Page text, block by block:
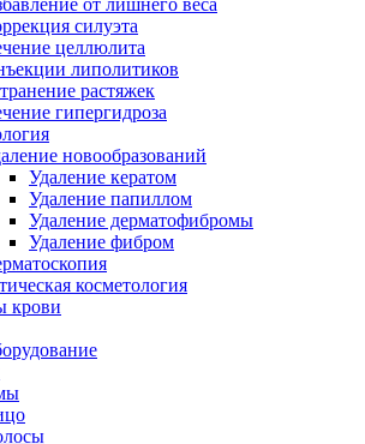
от лишнего веса
силуэта
целлюлита
липолитиков
растяжек
гипергидроза
новообразований
Удаление кератом
Удаление папиллом
Удаление дерматофибромы
Удаление фибром
косметология
крови